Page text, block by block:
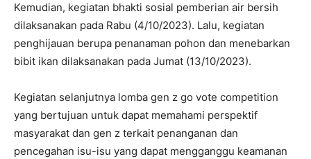
Kemudian, kegiatan bhakti sosial pemberian air bersih
dilaksanakan pada Rabu (4/10/2023). Lalu, kegiatan
penghijauan berupa penanaman pohon dan menebarkan
bibit ikan dilaksanakan pada Jumat (13/10/2023).
Kegiatan selanjutnya lomba gen z go vote competition
yang bertujuan untuk dapat memahami perspektif
masyarakat dan gen z terkait penanganan dan
pencegahan isu-isu yang dapat mengganggu keamanan